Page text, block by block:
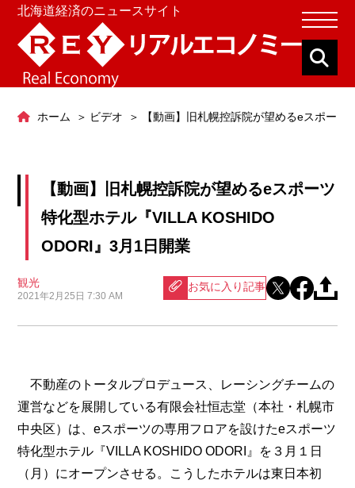
北海道経済のニュースサイト
ホーム ビデオ 【動画】旧札幌控訴院が望めるeスポー
【動画】旧札幌控訴院が望めるeスポーツ
特化型ホテル『VILLA KOSHIDO
ODORI』3月1日開業
観光
2021年2月25日 7:30 AM
お気に入り記事
不動産のトータルプロデュース、レーシングチームの
運営などを展開している有限会社恒志堂（本社・札幌市
中央区）は、eスポーツの専用フロアを設けたeスポーツ
特化型ホテル『VILLA KOSHIDO ODORI』を３月１日
（月）にオープンさせる。こうしたホテルは東日本初